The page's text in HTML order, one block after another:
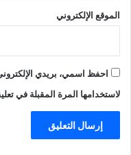
الموقع الإلكتروني
احفظ اسمي، بريدي
لاستخدامها المرة المقبلة في